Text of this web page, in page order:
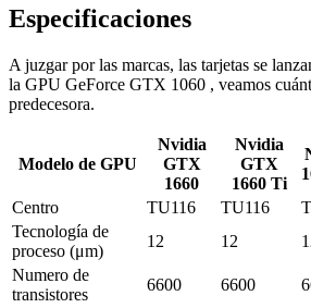
Especificaciones
A juzgar por las marcas, las tarjetas se
la GPU GeForce GTX 1060 , veamos
predecesora.
Modelo de GPU
Nvidia
GTX
1660
Nvidia
GTX
1660 Ti
Centro
TU116 TU116
Tecnología de
proceso (μm)
12 12
Numero de
transistores
6600 6600